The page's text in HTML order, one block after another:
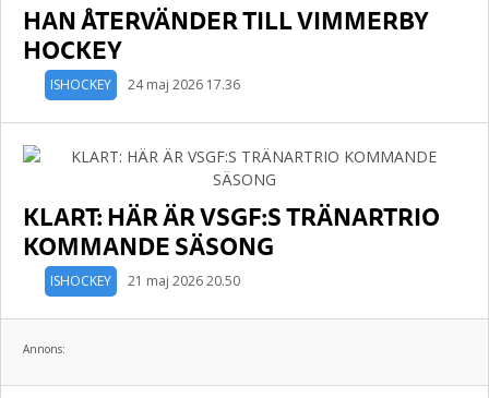
HAN ÅTERVÄNDER TILL VIMMERBY
HOCKEY
ISHOCKEY 24 maj 2026 17.36
KLART: HÄR ÄR VSGF:S TRÄNARTRIO
KOMMANDE SÄSONG
ISHOCKEY 21 maj 2026 20.50
Annons: